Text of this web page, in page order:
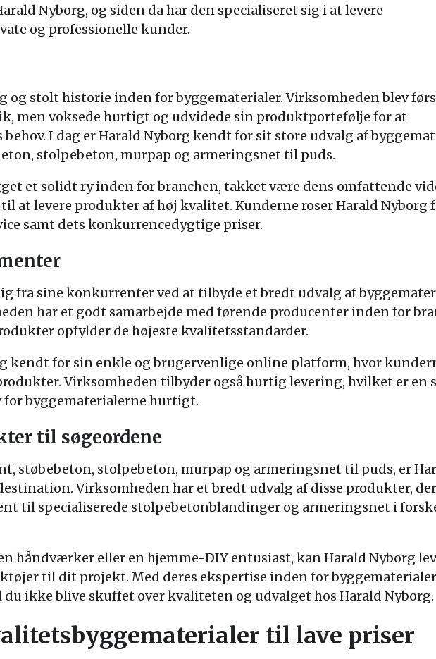
Nyborg, og siden da har den specialiseret sig i at levere
og professionelle kunder.
og stolt historie inden for byggematerialer. Virksomheden blev
men voksede hurtigt og udvidede sin produktportefølje for at
I dag er Harald Nyborg kendt for sit store udvalg af
stolpebeton, murpap og armeringsnet til puds.
et solidt ry inden for branchen, takket være dens omfattende
at levere produkter af høj kvalitet. Kunderne roser Harald Nyborg
samt dets konkurrencedygtige priser.
fra sine konkurrenter ved at tilbyde et bredt udvalg af
har et godt samarbejde med førende producenter inden for
opfylder de højeste kvalitetsstandarder.
kendt for sin enkle og brugervenlige online platform, hvor
Virksomheden tilbyder også hurtig levering, hvilket er en
for byggematerialerne hurtigt.
til søgeordene
støbebeton, stolpebeton, murpap og armeringsnet til puds, er
Virksomheden har et bredt udvalg af disse produkter,
til specialiserede stolpebetonblandinger og armeringsnet i
håndværker eller en hjemme-DIY entusiast, kan Harald Nyborg
til dit projekt. Med deres ekspertise inden for byggematerialer
ikke blive skuffet over kvaliteten og udvalget hos Harald Nyborg.
til lave priser